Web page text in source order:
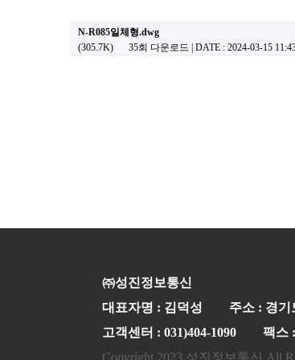
N-R085일체형.dwg
(305.7K)
35회 다운로드 | DATE : 2024-03-15
㈜성진정보통신
대표자명 : 김덕성
주소 : 경기
고객센터 : 031)404-1090
팩스
Copyright 2023 성진정보통신 All